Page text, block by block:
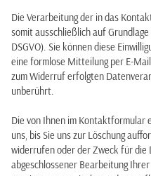
Die Verarbeitung der in das
somit ausschließlich auf
DSGVO). Sie können diese
eine formlose Mitteilung per E-
zum Widerruf erfolgten
unberührt.
Die von Ihnen im Kontaktformular
uns, bis Sie uns zur Löschung
widerrufen oder der Zweck für
abgeschlossener Bearbeitung